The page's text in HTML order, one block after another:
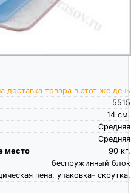
доставка товара в этот же день
5515
см.
14
Средняя
Средняя
место
кг.
90
беспружинный блок
пена, упаковка- скрутка,